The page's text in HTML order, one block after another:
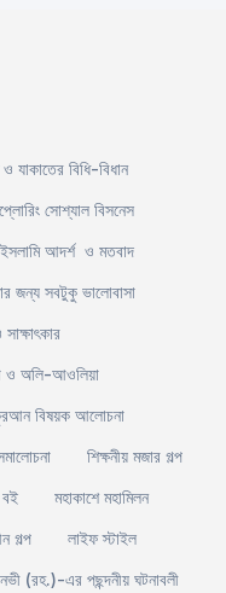
ও যাকাতের বিধি-বিধান
সোশ্যাল বিসনেস
ইসলামি আদর্শ ও মতবাদ
জন্য সবটুকু ভালোবাসা
ও অলি-আওলিয়া
বিষয়ক আলোচনা
শিক্ষনীয় মজার গল্প
বই
মহাকাশে মহামিলন
গল্প
লাইফ স্টাইল
(রহ.)-এর পছন্দনীয় ঘটনাবলী